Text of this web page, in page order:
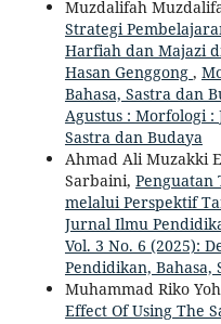
Muzdalifah
Strategi
Harfiah dan Majazi
Hasan Genggong ,
Bahasa, Sastra dan
Agustus : Morfologi :
Sastra dan Budaya
Ahmad Ali Muzakki
Sarbaini, Penguatan
melalui Perspektif
Jurnal Ilmu
Vol. 3 No. 6 (2025):
Pendidikan, Bahasa,
Muhammad Riko
Effect Of Using The